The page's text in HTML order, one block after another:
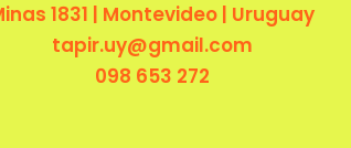
1831 | Montevideo | Uruguay
tapir.uy@gmail.com
098 653 272